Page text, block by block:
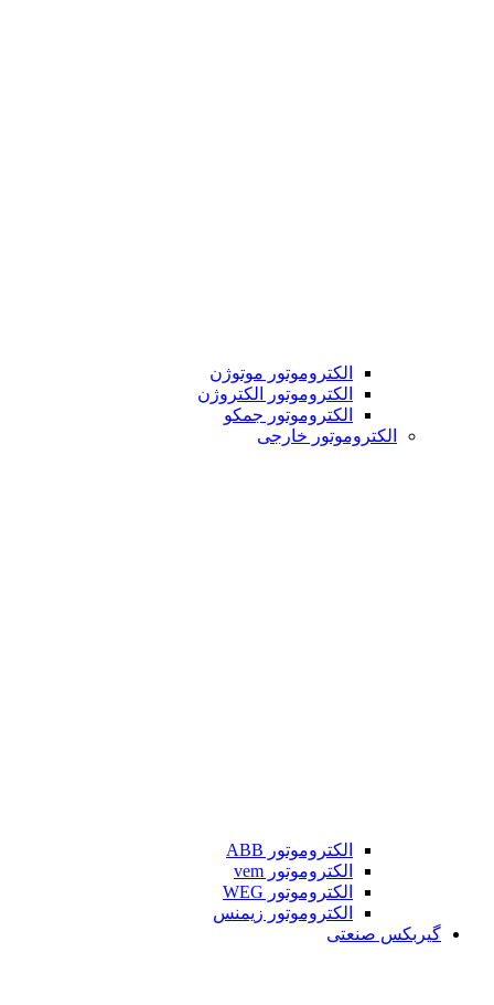
الکتروموتور موتوژن
الکتروموتور الکتروژن
الکتروموتور جمکو
الکتروموتور خارجی
الکتروموتور ABB
الکتروموتور vem
الکتروموتور WEG
الکتروموتور زیمنس
گیربکس صنعتی